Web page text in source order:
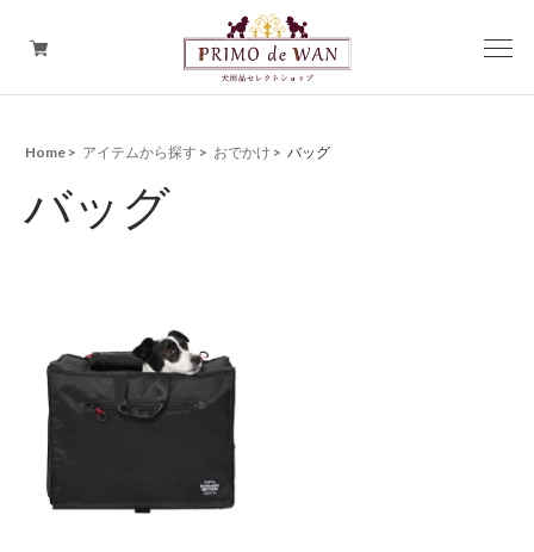
アイテムから探す
PRIMO de WAN プレミアム
PREMIUM SALE
ペット用品以外のセレクト商品
Home アイテムから探す おでかけ バッグ
バッグ